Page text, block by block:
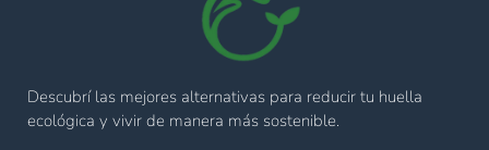
Descubrí las mejores alternativas para reducir tu huella
ecológica y vivir de manera más sostenible.